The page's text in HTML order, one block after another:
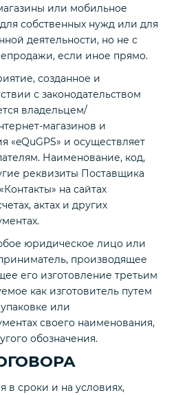
или мобильное
собственных нужд или для
деятельности, но не с
если иное прямо.
созданное и
с законодательством
владельцем/
магазинов и
«eQuGPS» и осуществляет
Наименование, код,
реквизиты Поставщика
на сайтах
актах и других
юридическое лицо или
производящее
его изготовление третьим
как изготовитель путем
или
своего наименования,
обозначения.
в сроки и на условиях,